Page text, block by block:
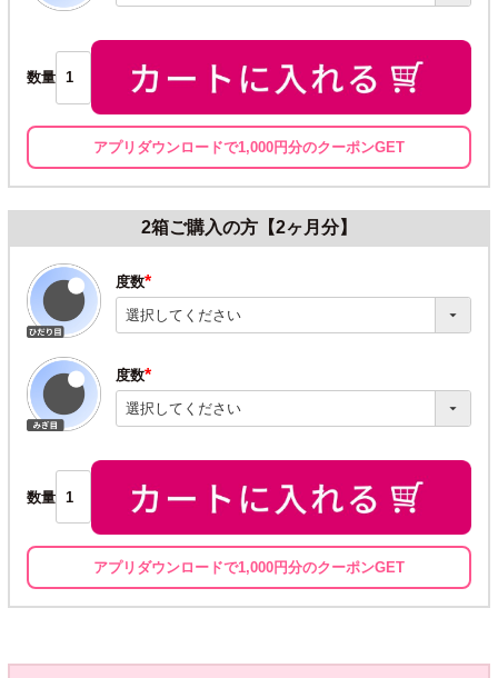
数量
アプリダウンロードで1,000円分のクーポンGET
2箱ご購入の方【2ヶ月分】
度数
(必
須)
度数
(必
須)
数量
アプリダウンロードで1,000円分のクーポンGET